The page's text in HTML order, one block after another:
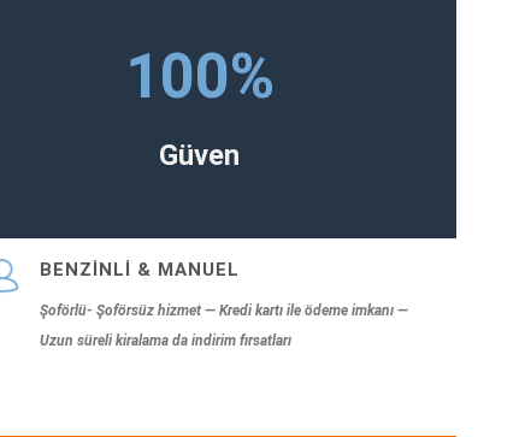
100%
Güven
BENZİNLİ & MANUEL
Şoförlü- Şoförsüz hizmet — Kredi kartı ile ödeme imkanı —
Uzun süreli kiralama da indirim fırsatları